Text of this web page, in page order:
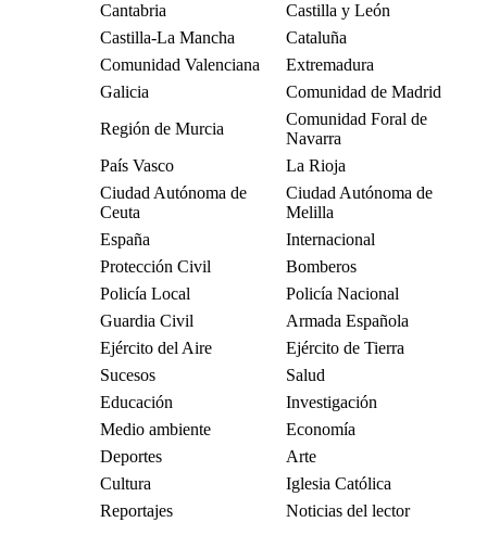
Cantabria
Castilla y León
Castilla-La Mancha
Cataluña
Comunidad Valenciana
Extremadura
Galicia
Comunidad de Madrid
Región de Murcia
Comunidad Foral de
Navarra
País Vasco
La Rioja
Ciudad Autónoma de
Ceuta
Ciudad Autónoma de
Melilla
España
Internacional
Protección Civil
Bomberos
Policía Local
Policía Nacional
Guardia Civil
Armada Española
Ejército del Aire
Ejército de Tierra
Sucesos
Salud
Educación
Investigación
Medio ambiente
Economía
Deportes
Arte
Cultura
Iglesia Católica
Reportajes
Noticias del lector